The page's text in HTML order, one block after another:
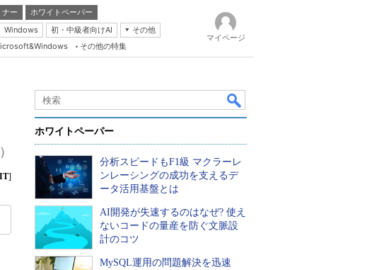
ナー
ホワイトペーパー
Windows 初・中級者向けAI
その他
& Storage
Expert
of IP Network
& Trust
その他の特集
マイページ
]
ホワイトペーパー
分析スピードもF1級 マクラーレ
ンレーシングの成功を支えるデ
ータ活用基盤とは
AI開発が失速するのはなぜ? 使え
ないコードの量産を防ぐ文脈設
計のコツ
MySQL運用の問題解決を迅速